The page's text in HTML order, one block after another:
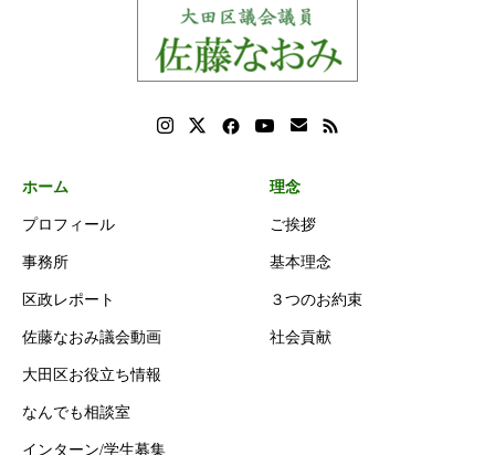
ホーム
プロフィール
事務所
区政レポート
佐藤なおみ議会動画
大田区お役立ち情報
なんでも相談室
インターン/学生募集
理念
ご挨拶
基本理念
３つのお約束
社会貢献